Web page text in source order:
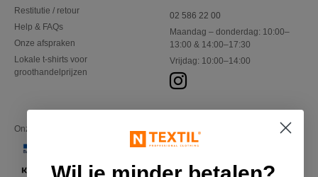
Restitutie / retour
Help & FAQs
Onze afspraken
Lokale t-shirts voor
groothandelprijzen
02 586 22 00
Maandag – donderdag: 10:00–
13:00 & 14:00–17:30
Vrijdag: 10:00–14:00
Onze financiële partners